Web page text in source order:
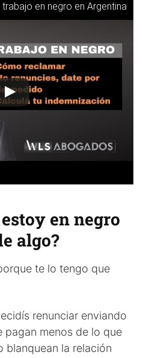
en negro en Argentina
en negro
algo?
te lo tengo que
renunciar enviando
pagan menos de lo que
blanquean la relación